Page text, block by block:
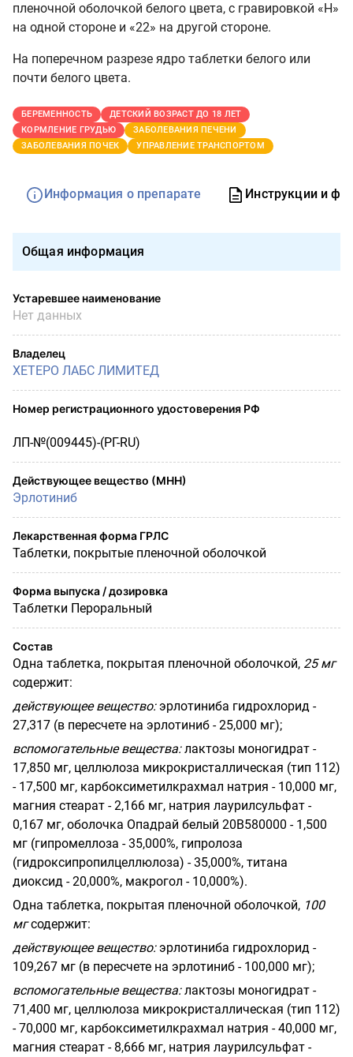
пленочной оболочкой белого цвета, с гравировкой «H»
на одной стороне и «22» на другой стороне.
На поперечном разрезе ядро таблетки белого или
почти белого цвета.
БЕРЕМЕННОСТЬ
ДЕТСКИЙ ВОЗРАСТ ДО 18 ЛЕТ
КОРМЛЕНИЕ ГРУДЬЮ
ЗАБОЛЕВАНИЯ ПЕЧЕНИ
ЗАБОЛЕВАНИЯ ПОЧЕК
УПРАВЛЕНИЕ ТРАНСПОРТОМ
Информация о препарате Инструкции и
Общая информация
Устаревшее наименование
Нет данных
Владелец
ХЕТЕРО ЛАБС ЛИМИТЕД
Номер регистрационного удостоверения РФ
ЛП-№(009445)-(РГ-RU)
Действующее вещество (МНН)
Эрлотиниб
Лекарственная форма ГРЛС
Таблетки, покрытые пленочной оболочкой
Форма выпуска / дозировка
Таблетки Пероральный
Состав
Одна таблетка, покрытая пленочной оболочкой, 25 мг
содержит:
действующее вещество:эрлотиниба гидрохлорид -
27,317 (в пересчете на эрлотиниб - 25,000 мг);
вспомогательные вещества:лактозы моногидрат -
17,850 мг, целлюлоза микрокристаллическая (тип 112)
- 17,500 мг, карбоксиметилкрахмал натрия - 10,000 мг,
магния стеарат - 2,166 мг, натрия лаурилсульфат -
0,167 мг, оболочка Опадрай белый 20B580000 - 1,500
мг (гипромеллоза - 35,000%, гипролоза
(гидроксипропилцеллюлоза) - 35,000%, титана
диоксид - 20,000%, макрогол - 10,000%).
Одна таблетка, покрытая пленочной оболочкой, 100
мгсодержит:
действующее вещество:эрлотиниба гидрохлорид -
109,267 мг (в пересчете на эрлотиниб - 100,000 мг);
вспомогательные вещества:лактозы моногидрат -
71,400 мг, целлюлоза микрокристаллическая (тип 112)
- 70,000 мг, карбоксиметилкрахмал натрия - 40,000 мг,
магния стеарат - 8,666 мг, натрия лаурилсульфат -